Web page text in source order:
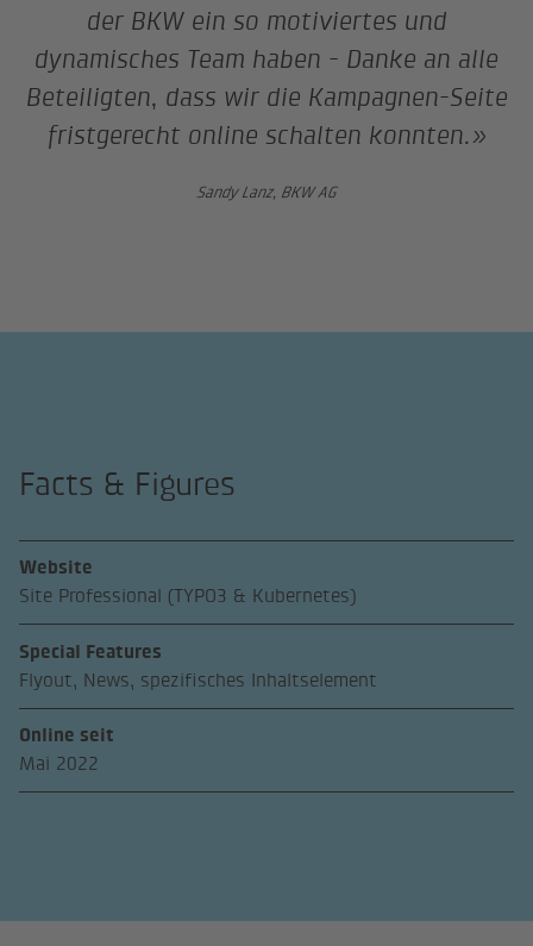
der BKW ein so motiviertes und
dynamisches Team haben - Danke an alle
Beteiligten, dass wir die Kampagnen-Seite
fristgerecht online schalten konnten.»
Sandy Lanz, BKW AG
Facts & Figures
Website
Site Professional (TYPO3 & Kubernetes)
Special Features
Flyout, News, spezifisches Inhaltselement
Online seit
Mai 2022